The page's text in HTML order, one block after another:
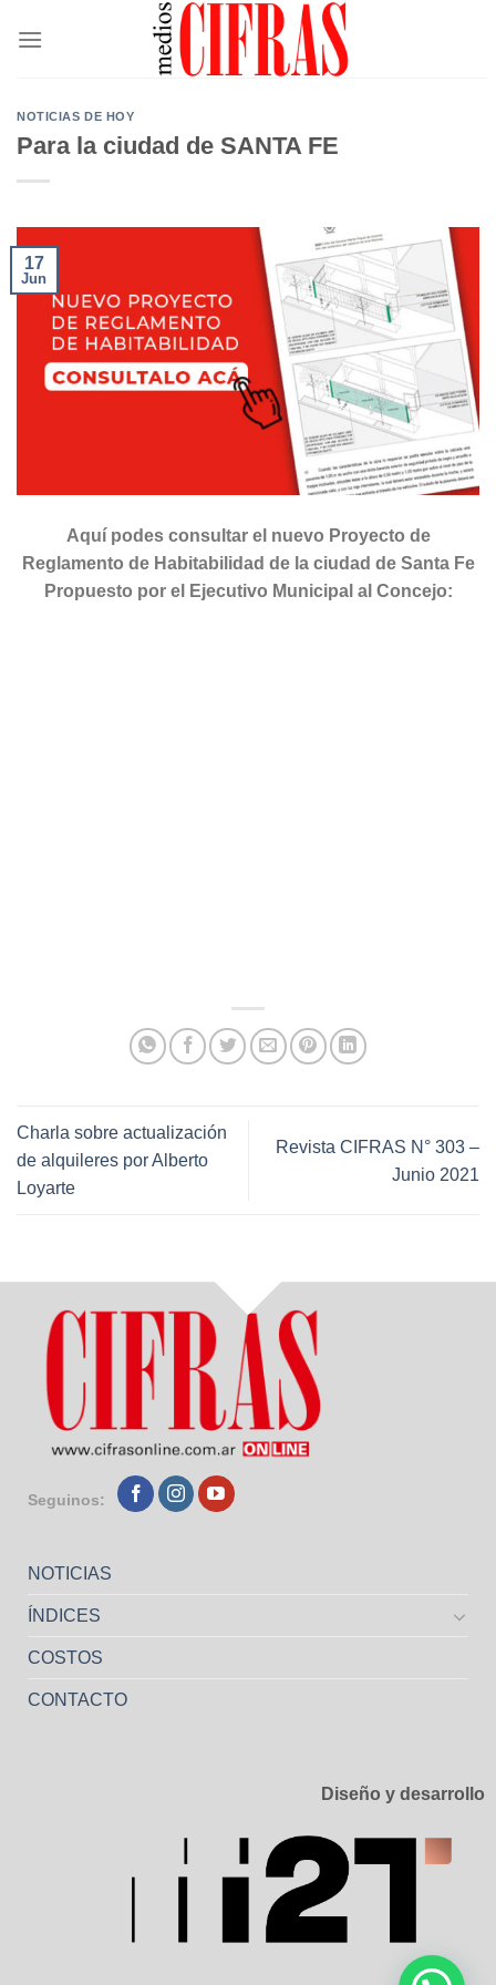
NOTICIAS DE HOY
Para la ciudad de SANTA FE
17
Jun
Aquí podes consultar el nuevo Proyecto de
Reglamento de Habitabilidad de la ciudad de Santa Fe
Propuesto por el Ejecutivo Municipal al Concejo:
Charla sobre actualización
de alquileres por Alberto
Loyarte
Revista CIFRAS N° 303 –
Junio 2021
Seguinos:
NOTICIAS
ÍNDICES
COSTOS
CONTACTO
Diseño y desarrollo